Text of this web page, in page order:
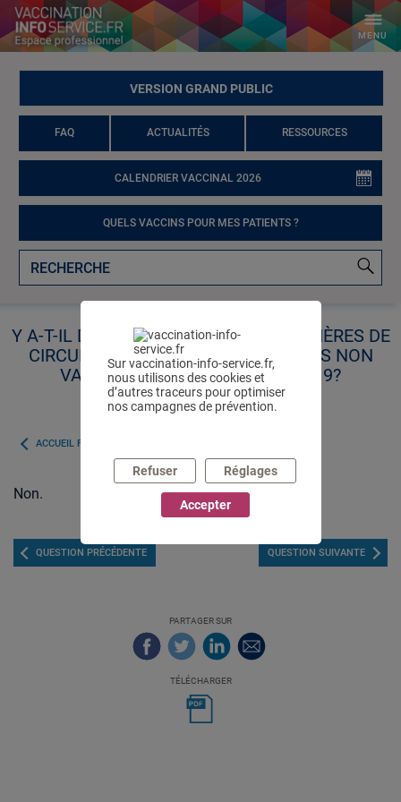
MENU
VERSION GRAND PUBLIC
FAQ ACTUALITÉS RESSOURCES
QUELS VACCINS POUR MES PATIENTS ?
CALENDRIER VACCINAL 2026
Y A-T-IL DES RESTRICTIONS PARTICULIÈRES DE
CIRCULATION POUR LES PERSONNES NON
VACCINÉES CONTRE LA COVID-19?
PARTAGER SUR
TÉLÉCHARGER
ACCUEIL FAQ
Non.
QUESTION PRÉCÉDENTE QUESTION SUIVANTE
Sur vaccination-info-service.fr,
nous utilisons des cookies et
d’autres traceurs pour optimiser
nos campagnes de prévention.
Refuser Réglages
Accepter